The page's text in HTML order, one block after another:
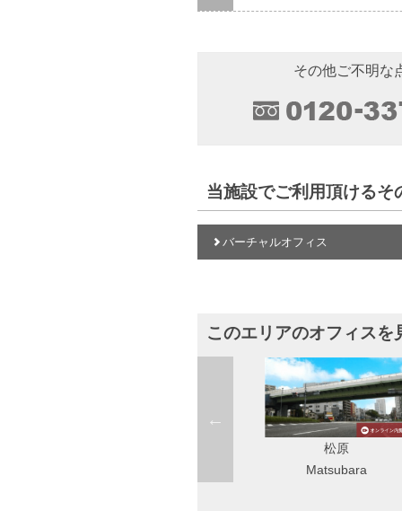
その他ご不明な
当施設でご利用頂けるそ
バーチャルオフィス
このエリアのオフィスを
松原
Matsubara